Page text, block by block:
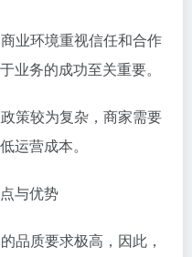
业环境重视信任和合作
业务的成功至关重要。
策较为复杂，商家需要
运营成本。
与优势
品质要求极高，因此，